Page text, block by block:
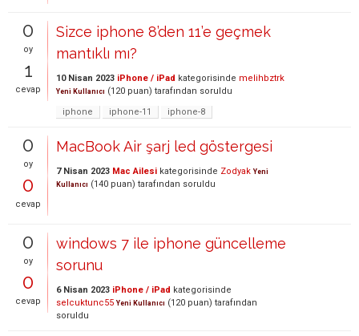
0
oy
1
cevap
Sizce iphone 8’den 11’e geçmek
mantıklı mı?
10 Nisan 2023 iPhone / iPad kategorisinde melihbztrk
Yeni Kullanıcı (120 puan) tarafından soruldu
iphone
iphone-11 iphone-8
0
oy
0
cevap
MacBook Air şarj led göstergesi
7 Nisan 2023 Mac Ailesi kategorisinde Zodyak Yeni
Kullanıcı (140 puan) tarafından soruldu
0
oy
0
cevap
windows 7 ile iphone güncelleme
sorunu
6 Nisan 2023 iPhone / iPad kategorisinde
selcuktunc55 Yeni Kullanıcı (120 puan) tarafından
soruldu